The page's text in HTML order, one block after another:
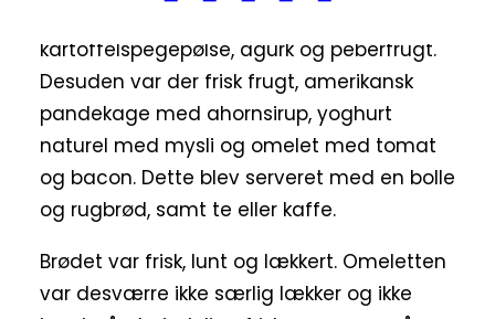
kartoffelspegepølse, agurk og peberfrugt.
Desuden var der frisk frugt, amerikansk
pandekage med ahornsirup, yoghurt
naturel med mysli og omelet med tomat
og bacon. Dette blev serveret med en bolle
og rugbrød, samt te eller kaffe.
Brødet var frisk, lunt og lækkert. Omeletten
var desværre ikke særlig lækker og ikke